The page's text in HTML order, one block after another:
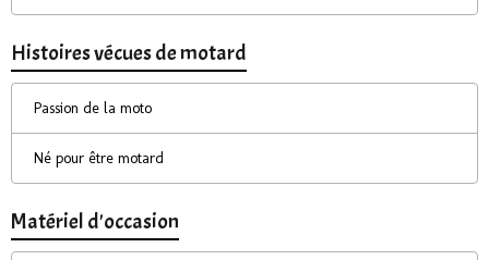
Histoires vécues de motard
Passion de la moto
Né pour être motard
Matériel d'occasion